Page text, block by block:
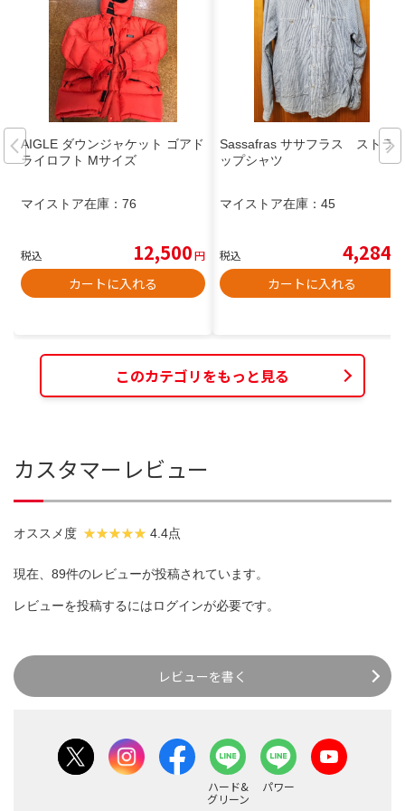
AIGLE ダウンジャケット ゴアド
ライロフト Mサイズ
マイストア在庫： 76
税込 12,500円
カートに入れる
Sassafras ササフラス ストラ
ップシャツ
マイストア在庫： 45
税込 4,284
カートに入れる
このカテゴリをもっと見る
カスタマーレビュー
オススメ度 4.4点
現在、89件のレビューが投稿されています。
レビューを投稿するにはログインが必要です。
レビューを書く
ハード&
グリーン
パワー